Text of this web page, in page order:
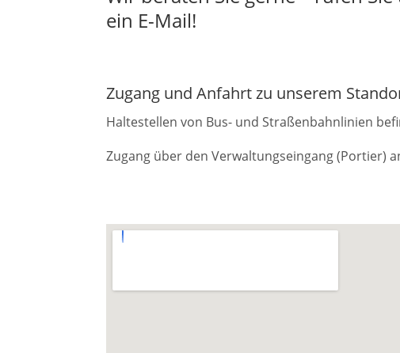
ein E-Mail!
Zugang und Anfahrt zu unserem
Haltestellen von Bus- und Straßenbahnlinien
Zugang über den Verwaltungseingang (Portier)